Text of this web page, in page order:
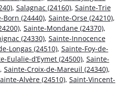
, Salagnac (24160), Sainte-Trie
Born (24440), Sainte-Orse (24210),
, Sainte-Mondane (24370),
(24330), Sainte-Innocence
Longas (24510), Sainte-Foy-de-
Eulalie-d’Eymet (24500), Sainte-
, Sainte-Croix-de-Mareuil (24340),
Alvère (24510), Saint-Vincent-